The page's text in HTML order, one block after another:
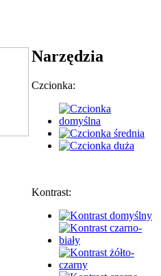
Narzędzia
Czcionka:
Kontrast: